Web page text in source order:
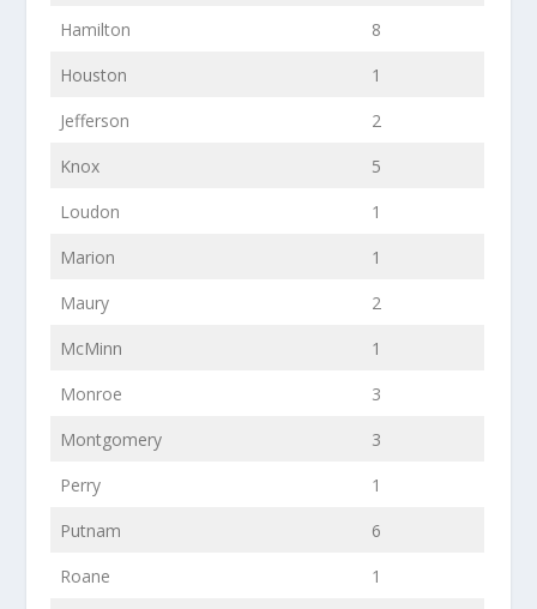
Hamilton
8
Houston
1
Jefferson
2
Knox
5
Loudon
1
Marion
1
Maury
2
McMinn
1
Monroe
3
Montgomery
3
Perry
1
Putnam
6
Roane
1